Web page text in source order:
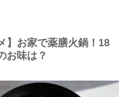
】お家で薬膳火鍋！18
お味は？